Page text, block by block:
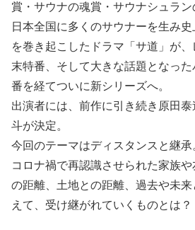
賞・サウナの魂賞・サウナシュラ
日本全国に多くのサウナーを生み
を巻き起こしたドラマ「サ道」が
末特番、そして大きな話題となっ
番を経てついに新シリーズへ。
出演者には、前作に引き続き原田
斗が決定。
今回のテーマはディスタンスと継承
コロナ禍で再認識させられた家族
の距離、土地との距離、過去や未来
えて、受け継がれていくものとは？